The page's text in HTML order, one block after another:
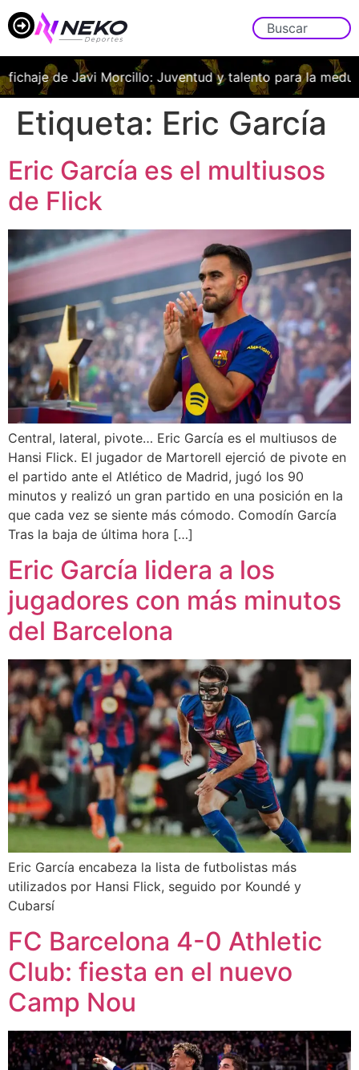
de Javi Morcillo: Juventud y talento para la medular
Etiqueta: Eric García
Eric García es el multiusos
de Flick
Central, lateral, pivote… Eric García es el multiusos de
Hansi Flick. El jugador de Martorell ejerció de pivote en
el partido ante el Atlético de Madrid, jugó los 90
minutos y realizó un gran partido en una posición en la
que cada vez se siente más cómodo. Comodín García
Tras la baja de última hora […]
Eric García lidera a los
jugadores con más minutos
del Barcelona
Eric García encabeza la lista de futbolistas más
utilizados por Hansi Flick, seguido por Koundé y
Cubarsí
FC Barcelona 4-0 Athletic
Club: fiesta en el nuevo
Camp Nou